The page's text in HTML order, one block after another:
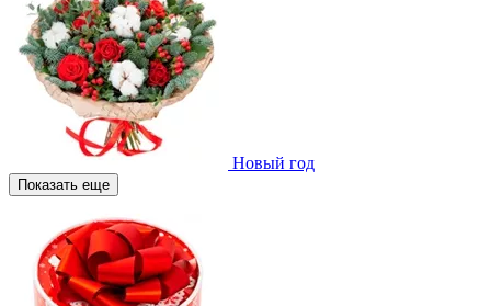
Новый год
Показать еще